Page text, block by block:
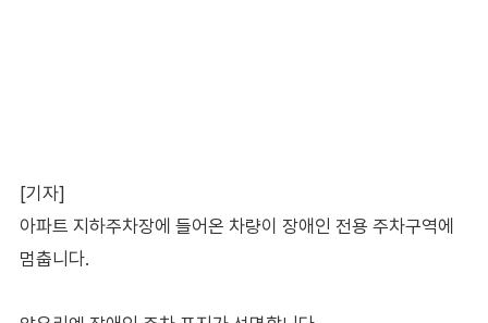
[기자]
아파트 지하주차장에 들어온 차량이 장애인 전용 주차구역에
멈춥니다.